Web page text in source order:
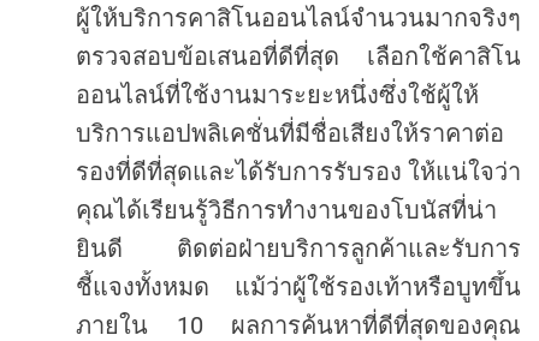
ผู้ให้บริการคาสิโนออนไลน์จำนวนมากจริงๆ
ตรวจสอบข้อเสนอที่ดีที่สุด
เลือกใช้คาสิโน
ออนไลน์ที่ใช้งานมาระยะหนึ่งซึ่งใช้ผู้ให้
บริการแอปพลิเคชั่นที่มีชื่อเสียงให้ราคาต่อ
รองที่ดีที่สุดและได้รับการรับรอง ให้แน่ใจว่า
คุณได้เรียนรู้วิธีการทำงานของโบนัสที่น่า
ยินดี
ติดต่อฝ่ายบริการลูกค้าและรับการ
ชี้แจงทั้งหมด
แม้ว่าผู้ใช้รองเท้าหรือบูทขึ้น
ภายใน 10 ผลการค้นหาที่ดีที่สุดของคุณ